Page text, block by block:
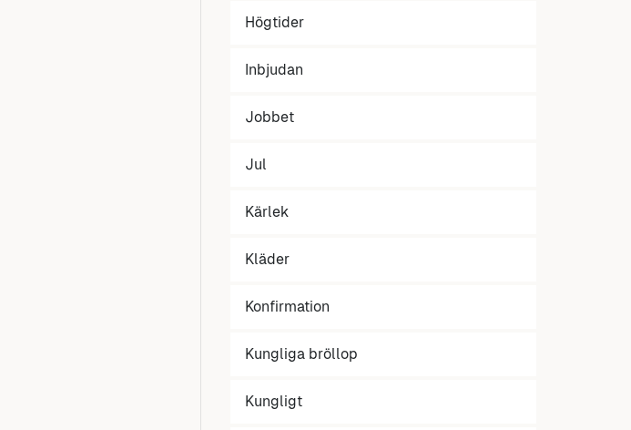
Högtider
Inbjudan
Jobbet
Jul
Kärlek
Kläder
Konfirmation
Kungliga bröllop
Kungligt